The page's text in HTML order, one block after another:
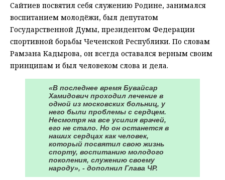
Сайтиев посвятил себя служению Родине, занимался
воспитанием молодёжи, был депутатом
Государственной Думы, президентом Федерации
спортивной борьбы Чеченской Республики. По словам
Рамзана Кадырова, он всегда оставался верным своим
принципам и был человеком слова и дела.
«В последнее время Бувайсар
Хамидович проходил лечение в
одной из московских больниц, у
него были проблемы с сердцем.
Несмотря на все усилия врачей,
его не стало. Но он останется в
наших сердцах как человек,
который посвятил свою жизнь
спорту, воспитанию молодого
поколения, служению своему
народу», - дополнил Глава ЧР.